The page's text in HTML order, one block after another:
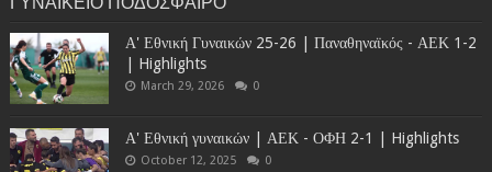
Α' Εθνική Γυναικών 25-26 | Παναθηναϊκός - ΑΕΚ 1-2
| Highlights
March 29, 2026 0
Α' Εθνική γυναικών | ΑΕΚ - ΟΦΗ 2-1 | Highlights
October 12, 2025 0